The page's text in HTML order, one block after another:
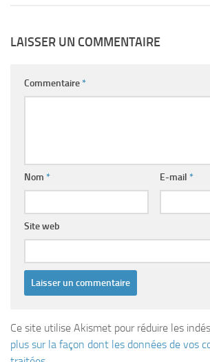
LAISSER UN COMMENTAIRE
Commentaire*
Nom * E-mail *
Site web
Ce site utilise Akismet pour réduire les
plus sur la façon dont les données de vos